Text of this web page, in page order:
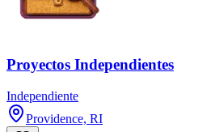
Proyectos Independientes
Independiente
Providence, RI